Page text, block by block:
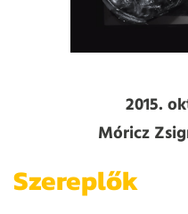
2015.
Móricz
Szereplők